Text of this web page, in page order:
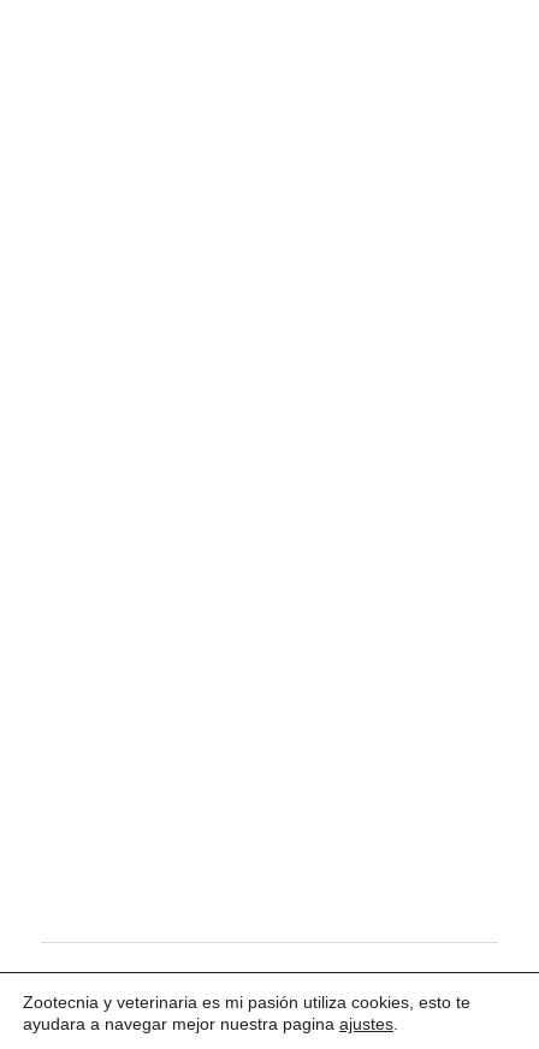
Tema para WordPress: Maxwell de ThemeZee.
Zootecnia y veterinaria es mi pasión utiliza cookies, esto te
ayudara a navegar mejor nuestra pagina ajustes